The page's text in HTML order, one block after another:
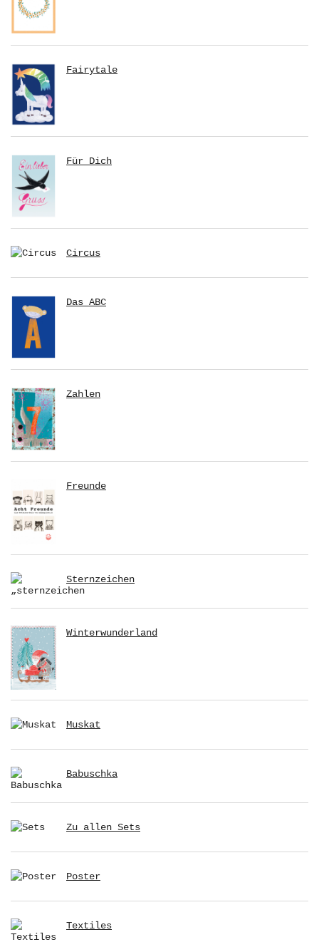
Fairytale
Für Dich
Circus
Das ABC
Zahlen
Freunde
Sternzeichen
Winterwunderland
Muskat
Babuschka
Zu allen Sets
Poster
Textiles